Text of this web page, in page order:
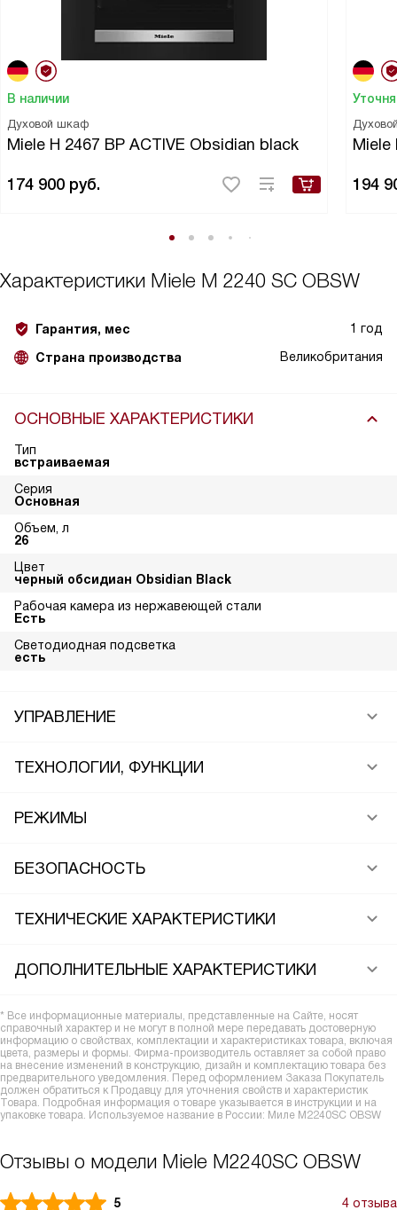
В наличии
Духовой шкаф
Miele H 2467 BP ACTIVE Obsidian black
174 900 руб.
Miele
194
Характеристики Miele M 2240 SC OBSW
Гарантия, мес 1 год
Страна производства Великобритания
ОСНОВНЫЕ ХАРАКТЕРИСТИКИ
Тип
встраиваемая
Серия
Основная
Объем, л
26
Цвет
черный обсидиан Obsidian Black
Рабочая камера из нержавеющей стали
Есть
Светодиодная подсветка
есть
УПРАВЛЕНИЕ
ТЕХНОЛОГИИ, ФУНКЦИИ
РЕЖИМЫ
БЕЗОПАСНОСТЬ
ТЕХНИЧЕСКИЕ ХАРАКТЕРИСТИКИ
ДОПОЛНИТЕЛЬНЫЕ ХАРАКТЕРИСТИКИ
* Все информационные материалы, представленные на Сайте, носят
справочный характер и не могут в полной мере передавать достоверную
информацию о свойствах, комплектации и характеристиках товара, включая
цвета, размеры и формы. Фирма-производитель оставляет за собой право
на внесение изменений в конструкцию, дизайн и комплектацию товара без
предварительного уведомления. Перед оформлением Заказа Покупатель
должен обратиться к Продавцу для уточнения свойств и характеристик
Товара. Подробная информация о товаре указывается в инструкции и на
упаковке товара. Используемое название в России: Миле M2240SC OBSW
Отзывы о модели Miele M2240SC OBSW
5 4 отзыва